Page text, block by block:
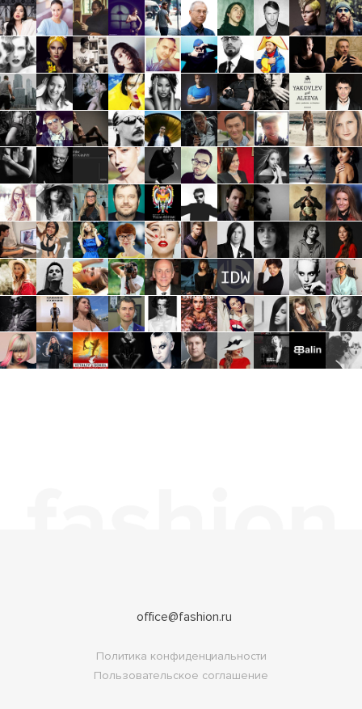
office@fashion.ru
Политика конфиденциальности
Пользовательское соглашение